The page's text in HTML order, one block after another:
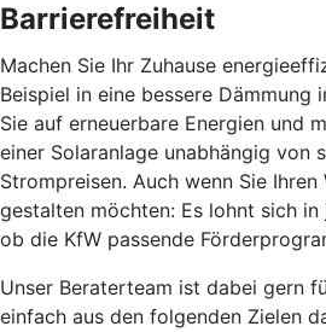
Barrierefreiheit
Machen Sie Ihr Zuhause
Beispiel in eine bessere Dämmung
Sie auf erneuerbare Energien und
einer Solaranlage unabhängig von
Strompreisen. Auch wenn Sie
gestalten möchten: Es lohnt sich in
ob die KfW passende
Unser Beraterteam ist dabei gern
einfach aus den folgenden Zielen